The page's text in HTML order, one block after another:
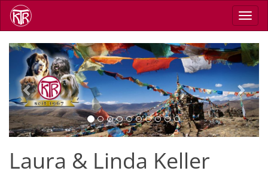
Direkt
zum
Inhalt
Previous Next
Laura & Linda Keller